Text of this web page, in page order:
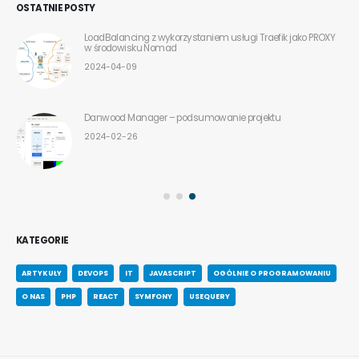
OSTATNIE POSTY
LoadBalancing z wykorzystaniem usługi Traefik jako PROXY
w środowisku Nomad
2024-04-09
Danwood Manager – podsumowanie projektu
2024-02-26
KATEGORIE
ARTYKUŁY DEVOPS IT JAVASCRIPT OGÓLNIE O PROGRAMOWANIU
O NAS PHP REACT SYMFONY USEQUERY